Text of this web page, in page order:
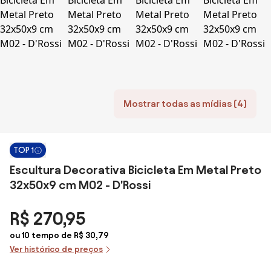
Mostrar todas as mídias (4)
TOP 1
Escultura Decorativa Bicicleta Em Metal Preto
32x50x9 cm M02 - D'Rossi
R$ 270,95
ou 10 tempo de R$ 30,79
Ver histórico de preços